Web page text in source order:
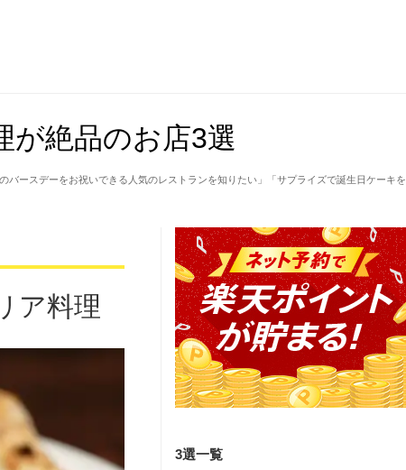
が絶品のお店3選
ースデーをお祝いできる人気のレストランを知りたい」「サプライズで誕生日ケーキを
3選一覧
ア料理